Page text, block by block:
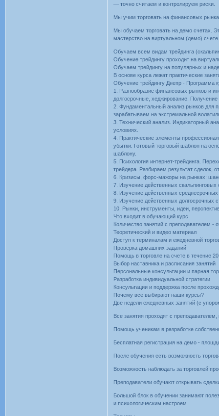
— точно считаем и контролируем риски.
Мы учим торговать на финансовых
Мы обучаем торговать на демо счетах.
мастерство на виртуальном (демо)
Обучаем всем видам трейдинга
Обучение трейдингу проходит на
Обучаем трейдингу на популярных и
В основе курса лежат практические
Обучение трейдингу Днепр - Программа
1. Разнообразие финансовых рынков и
долгосрочные, хеджирование.
2. Фундаментальный анализ рынков для
зарабатываем на экстремальной
3. Технический анализ. Индикаторный
условиях.
4. Практические элементы
убытки. Готовый торговый шаблон на
шаблону.
5. Психология интернет-трейдинга.
трейдера. Разбираем результат
6. Кризисы, форс-мажоры на рынках:
7. Изучение действенных скальпинговых
8. Изучение действенных
9. Изучение действенных долгосрочных
10. Рынки, инструменты, идеи,
Что входит в обучающий курс
Количество занятий с преподавателем -
Теоретический и видео материал
Доступ к терминалам и ежедневной
Проверка домашних заданий
Помощь в торговле на счете в течение
Выбор наставника и расписания занятий
Персональные консультации и парная
Разработка индивидуальной стратегии
Консультации и поддержка после
Почему все выбирают наши курсы?
Две недели ежедневных занятий (с
Все занятия проходят с
Помощь ученикам в разработке
Бесплатная регистрация на демо -
После обучения есть возможность
Возможность наблюдать за торговлей
Преподаватели обучают открывать
Большой блок в обучении занимают
и психологическим настроем